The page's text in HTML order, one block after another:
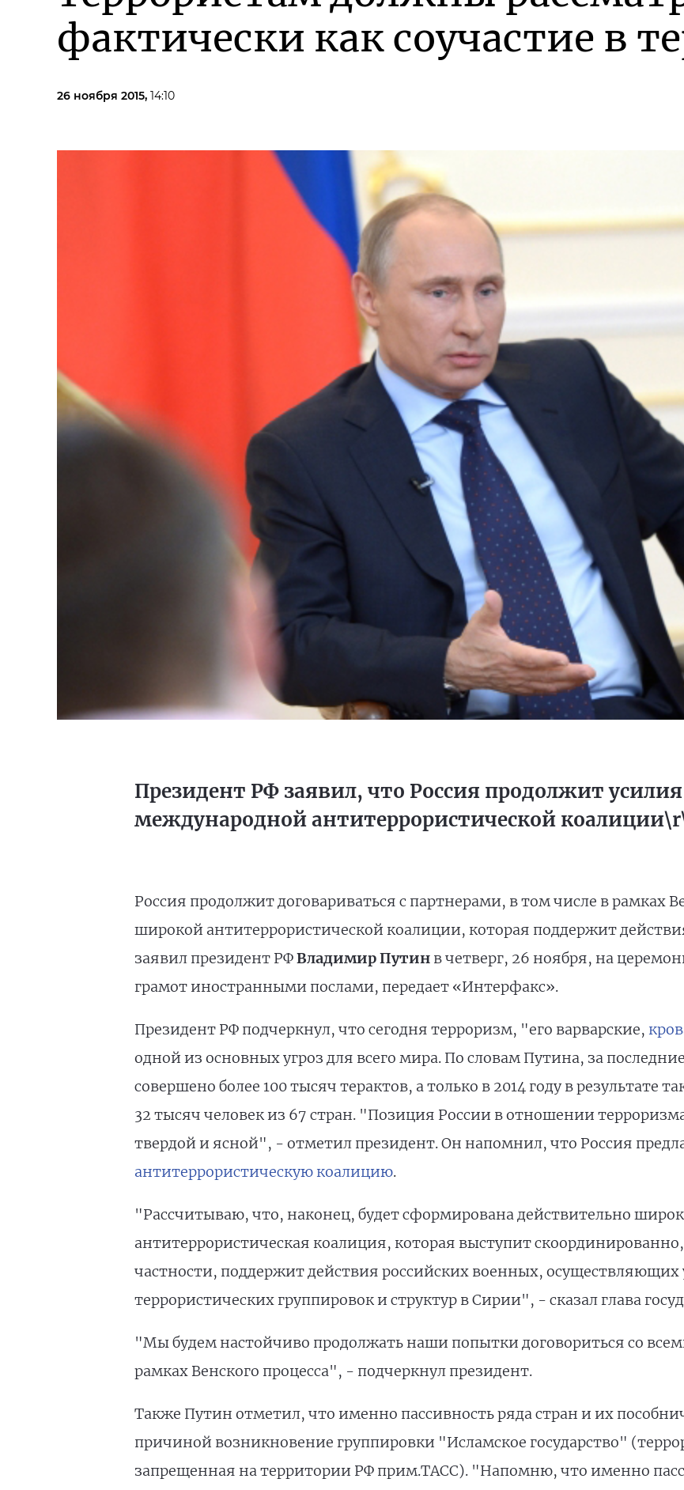
фактически как соучастие в
26 ноября 2015, 14:10
Президент РФ заявил, что Россия продолжит
международной антитеррористической
Россия продолжит договариваться с партнерами, в том числе в рамках
широкой антитеррористической коалиции, которая поддержит
заявил президент РФВладимир Путинв четверг, 26 ноября, на
грамот иностранными послами, передает «Интерфакс».
Президент РФ подчеркнул, что сегодня терроризм, "его варварские,
одной из основных угроз для всего мира. По словам Путина, за
совершено более 100 тысяч терактов, а только в 2014 году в результате
32 тысяч человек из 67 стран. "Позиция России в отношении
твердой и ясной", - отметил президент. Он напомнил, что Россия
антитеррористическую коалицию.
"Рассчитываю, что, наконец, будет сформирована действительно
антитеррористическая коалиция, которая выступит
частности, поддержит действия российских военных,
террористических группировок и структур в Сирии", - сказал глава
"Мы будем настойчиво продолжать наши попытки договориться со
рамках Венского процесса", - подчеркнул президент.
Также Путин отметил, что именно пассивность ряда стран и их
причиной возникновение группировки "Исламское государство"
запрещенная на территории РФ прим.ТАСС). "Напомню, что именно